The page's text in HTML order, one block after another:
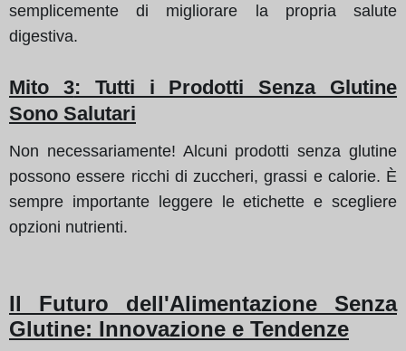
semplicemente di migliorare la propria salute
digestiva.
Mito 3: Tutti i Prodotti Senza Glutine
Sono Salutari
Non necessariamente! Alcuni prodotti senza glutine
possono essere ricchi di zuccheri, grassi e calorie. È
sempre importante leggere le etichette e scegliere
opzioni nutrienti.
Il Futuro dell'Alimentazione Senza
Glutine: Innovazione e Tendenze